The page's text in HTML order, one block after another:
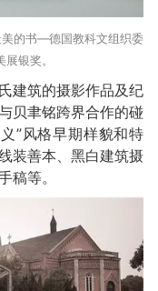
的书—德国教科文组织委
银奖。
建筑的摄影作品及纪
贝聿铭跨界合作的碰
”风格早期样貌和特
装善本、黑白建筑摄
稿等。